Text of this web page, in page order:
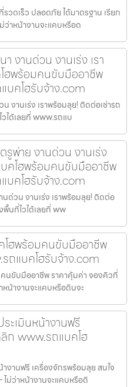
วดเร็ว ปลอดภัย ได้มาตรฐาน เรียก
าหน้างานจะแคบหรือด
งานด่วน งานเร่ง เรา
ฮพร้อมคนขับมืออาชีพ
บคโฮรับจ้าง.com
านเร่ง เราพร้อมลุย! ติดต่อเช่ารถ
ได้เลยที่ www.รถแบ
รูพ่าย งานด่วน งานเร่ง
บคโฮพร้อมคนขับมืออาชีพ
บคโฮรับจ้าง.com
ด่วน งานเร่ง เราพร้อมลุย! ติดต่อ
นที่ไวได้เลยที่ ww
คโฮพร้อมคนขับมืออาชีพ
ถแบคโฮรับจ้าง.com
คนขับมืออาชีพ ราคาคุ้มค่า จองคิวที่
น้างานจะแคบหรือดินจะ
ระเมินหน้างานฟรี
ก www.รถแบคโฮ
างานฟรี เครื่องจักรพร้อมลุย สนใจ
ม่ว่าหน้างานจะแคบหรือดิ